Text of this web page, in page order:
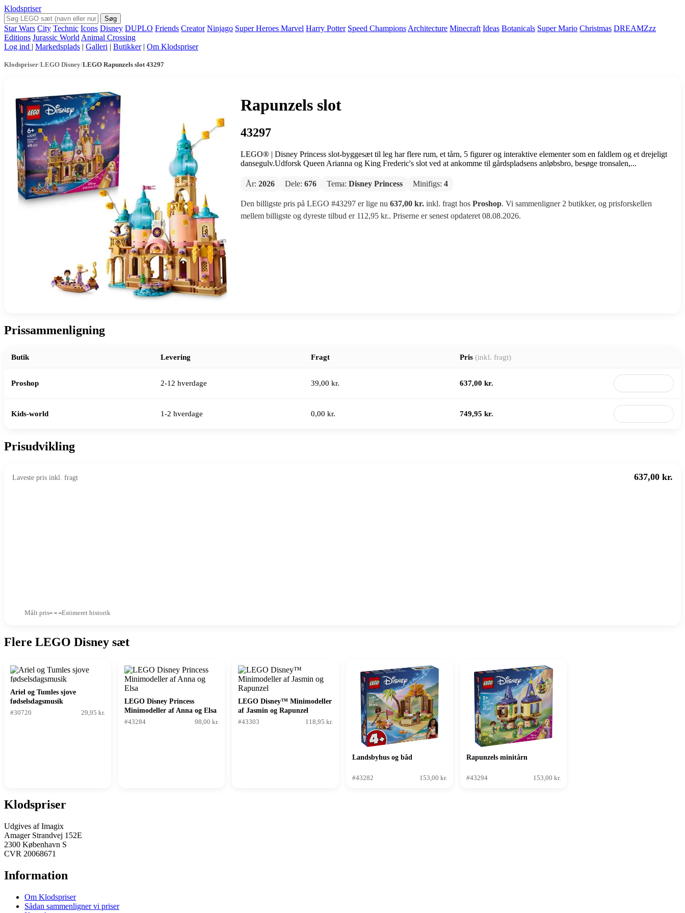
Klodspriser
Søg
Star Wars City Technic Icons Disney DUPLO Friends Creator Ninjago Super Heroes Marvel Harry Potter Speed Champions Architecture Minecraft Ideas Botanicals Super Mario Christmas DREAMZzz
Editions Jurassic World Animal Crossing
Log ind | Markedsplads | Galleri | Butikker | Om Klodspriser
Klodspriser/LEGO Disney/LEGO Rapunzels slot 43297
Rapunzels slot
43297
LEGO® | Disney Princess slot-byggesæt til leg har flere rum, et tårn, 5 figurer og interaktive elementer som en faldlem og et drejeligt
dansegulv.Udforsk Queen Arianna og King Frederic's slot ved at ankomme til gårdspladsens anløbsbro, besøge tronsalen,...
År: 2026 Dele: 676 Tema: Disney Princess Minifigs: 4
Den billigste pris på LEGO #43297 er lige nu 637,00 kr.inkl. fragt hos Proshop. Vi sammenligner 2 butikker, og prisforskellen
mellem billigste og dyreste tilbud er 112,95 kr.. Priserne er senest opdateret 08.08.2026.
Prissammenligning
Butik Levering Fragt Pris (inkl. fragt)
Proshop 2-12 hverdage 39,00 kr. 637,00 kr.
Kids-world 1-2 hverdage 0,00 kr. 749,95 kr.
Prisudvikling
Laveste pris inkl. fragt 637,00 kr.
Målt pris Estimeret historik
Flere LEGO Disney sæt
Ariel og Tumles sjove
fødselsdagsmusik
#30720
29,95 kr.
LEGO Disney Princess
Minimodeller af Anna og Elsa
#43284
98,00 kr.
LEGO Disney™ Minimodeller
af Jasmin og Rapunzel
#43303
118,95 kr.
Landsbyhus og båd
#43282 153,00 kr.
Rapunzels minitårn
#43294 153,00 kr.
Klodspriser
Udgives af Imagix
Amager Strandvej 152E
2300 København S
CVR 20068671
Information
Om Klodspriser
Sådan sammenligner vi priser